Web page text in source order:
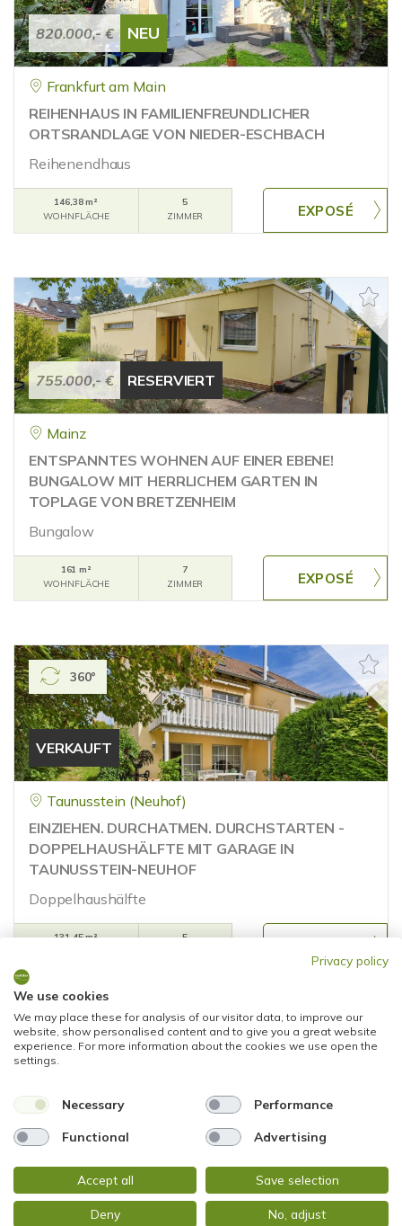
820.000,- € NEU
Frankfurt am Main
REIHENHAUS IN FAMILIENFREUNDLICHER
ORTSRANDLAGE VON NIEDER-ESCHBACH
Reihenendhaus
146,38 m²
WOHNFLÄCHE
5
ZIMMER
755.000,- € RESERVIERT
Mainz
ENTSPANNTES WOHNEN AUF EINER EBENE!
BUNGALOW MIT HERRLICHEM GARTEN IN
TOPLAGE VON BRETZENHEIM
Bungalow
161 m²
WOHNFLÄCHE
7
ZIMMER
VERKAUFT
360°
Taunusstein (Neuhof)
EINZIEHEN. DURCHATMEN. DURCHSTARTEN -
DOPPELHAUSHÄLFTE MIT GARAGE IN
TAUNUSSTEIN-NEUHOF
Doppelhaushälfte
131,45 m²
5
VERKAUFT
Wiesbaden
RESERVIERT! STADTNAH GEDACHT -
NATURNAH GEMACHT. FREISTEHENDES
Privacy policy
We use cookies
We may place these for analysis of our visitor data, to improve our
website, show personalised content and to give you a great website
experience. For more information about the cookies we use open the
settings.
Necessary Performance
Functional Advertising
Accept all Save selection
Deny No, adjust